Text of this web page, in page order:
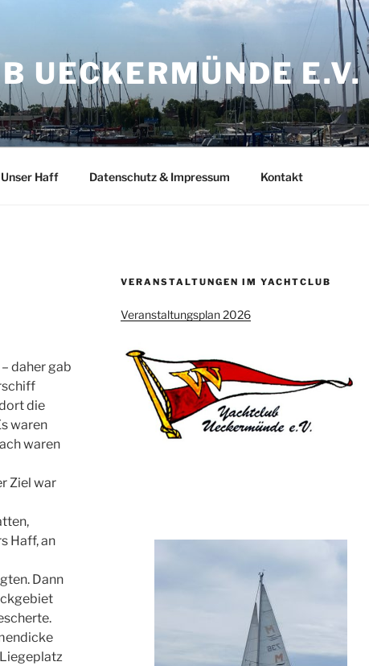
UECKERMÜNDE E.V.
Unser Haff Datenschutz & Impressum Kontakt
daher gab
die
waren
waren
Ziel war
Haff, an
Dann
VERANSTALTUNGEN IM YACHTCLUB
Veranstaltungsplan 2026